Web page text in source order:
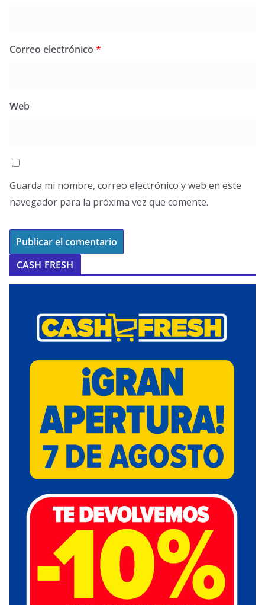
Correo electrónico *
Web
Guarda mi nombre, correo electrónico y web en este
navegador para la próxima vez que comente.
CASH FRESH